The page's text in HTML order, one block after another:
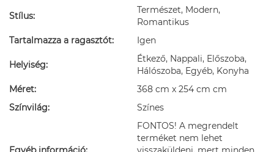
Stílus:
Természet, Modern,
Romantikus
Tartalmazza a ragasztót:
Igen
Helyiség:
Étkező, Nappali, Előszoba,
Hálószoba, Egyéb, Konyha
Méret:
368 cm x 254 cm cm
Színvilág:
Színes
FONTOS! A megrendelt
terméket nem lehet